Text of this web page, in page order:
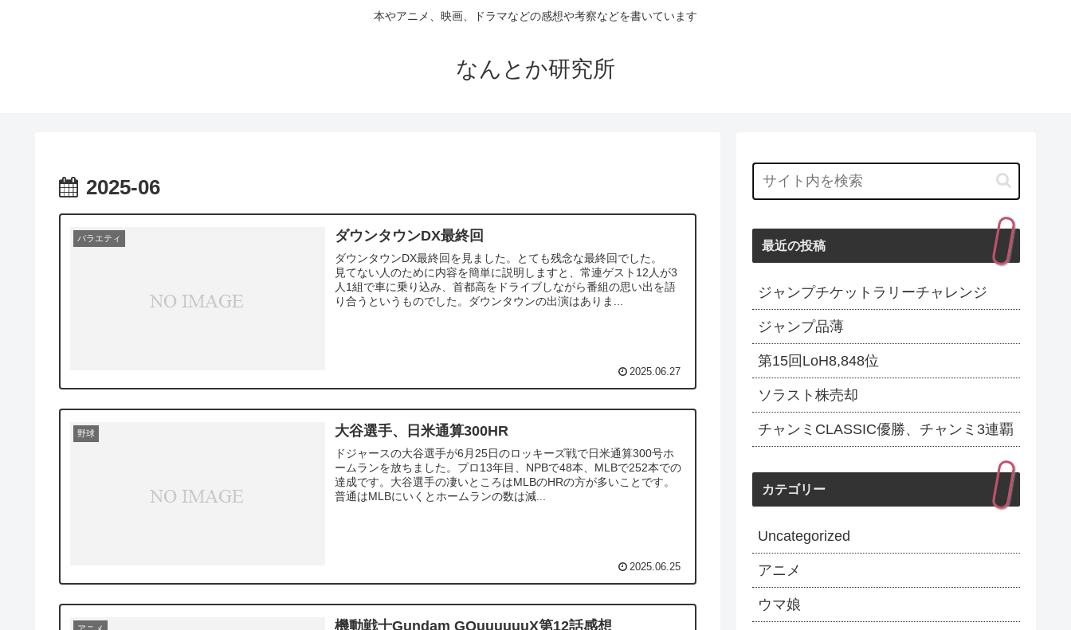
本やアニメ、映画、ドラマなどの感想や考察などを書いています
なんとか研究所
2025-06
バラエティ ダウンタウンDX最終回
ダウンタウンDX最終回を見ました。とても残念な最終回でした。
見てない人のために内容を簡単に説明しますと、常連ゲスト12人が3
人1組で車に乗り込み、首都高をドライブしながら番組の思い出を語
り合うというものでした。ダウンタウンの出演はありま...
2025.06.27
野球 大谷選手、日米通算300HR
ドジャースの大谷選手が6月25日のロッキーズ戦で日米通算300号ホ
ームランを放ちました。プロ13年目、NPBで48本、MLBで252本での
達成です。大谷選手の凄いところはMLBのHRの方が多いことです。
普通はMLBにいくとホームランの数は減...
2025.06.25
機動戦士Gundam GQuuuuuuX第12話感想
最近の投稿
ジャンプチケットラリーチャレンジ
ジャンプ品薄
第15回LoH8,848位
ソラスト株売却
チャンミCLASSIC優勝、チャンミ3連覇
カテゴリー
Uncategorized
アニメ
ウマ娘